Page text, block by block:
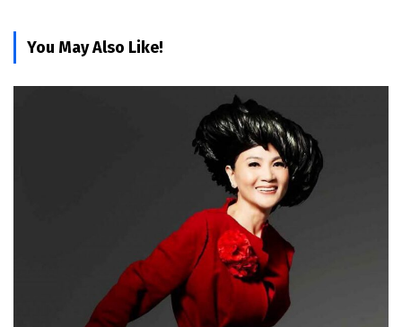
You May Also Like!